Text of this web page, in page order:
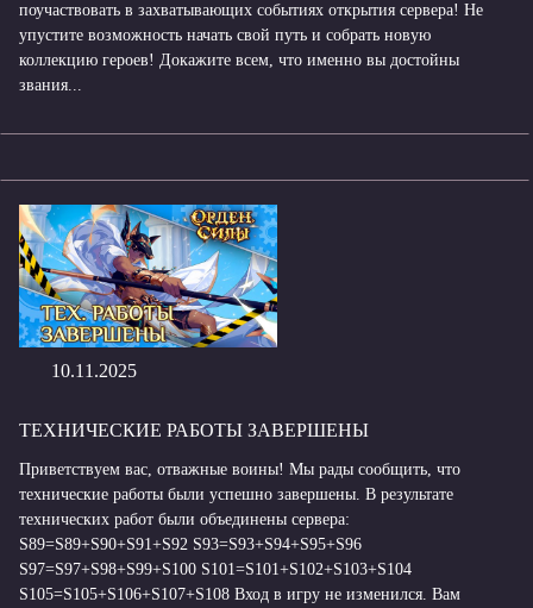
поучаствовать в захватывающих событиях открытия сервера! Не
упустите возможность начать свой путь и собрать новую
коллекцию героев! Докажите всем, что именно вы достойны
звания...
10.11.2025
ТЕХНИЧЕСКИЕ РАБОТЫ ЗАВЕРШЕНЫ
Приветствуем вас, отважные воины! Мы рады сообщить, что
технические работы были успешно завершены. В результате
технических работ были объединены сервера:
S89=S89+S90+S91+S92 S93=S93+S94+S95+S96
S97=S97+S98+S99+S100 S101=S101+S102+S103+S104
S105=S105+S106+S107+S108 Вход в игру не изменился. Вам